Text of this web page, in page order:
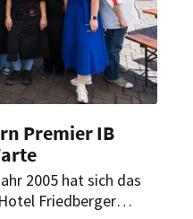
Premier IB
2005 hat sich das
Friedberger